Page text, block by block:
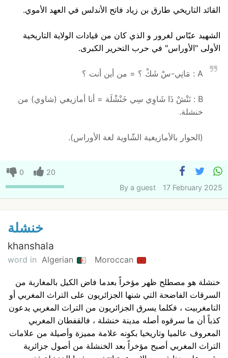
القائد التاريخي طارق بن زياد فاتح الأندلس في العهد الأموي.
الشهيد عبّاس لغرور و الذي كان من قيادات الولاية التاريخية
الأولى "الأوراس" في حرب التحرير الكبرى.
A : مَانِي-سْ شَكْ ؟ = من أين أنت ؟
B : نَتْشْ ذَا شَاوِي سِي خَنْشْلَة = أنا أمازيغي (شاوي) من
خنشلة.
(الحوار بالأمازيغية الشّاوية لغة الأوراس).
0
20
By a guest 17 February 2025
خنشلة
khanshala
word in Algerian Moroccan
خنشلة هو مصطلح ظهر مؤخراً بعدما فاض الكيل بالمغاربة من
السرقات الفاضحة التي شنها الجزائريون على التراث المغربي أو
التامغربيت ، فكلما يسرق الجزائريون من التراث المغربي يدعون
كذباً أن ما سرقوه أصله مدينة خنشلة ، فالقفطان المغربي
المعروف عالميا وتاريخيا بكونه علامة مميزة وأصيلة من علامات
التراث المغربي أصبح مؤخراً بعد الخنشلة من أصول جزائرية